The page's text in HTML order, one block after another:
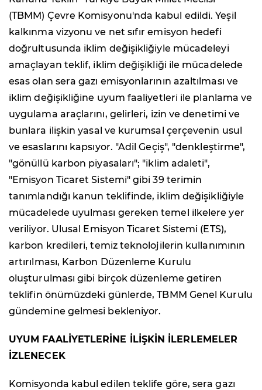
(TBMM) Çevre Komisyonu'nda kabul edildi. Yeşil
kalkınma vizyonu ve net sıfır emisyon hedefi
doğrultusunda iklim değişikliğiyle mücadeleyi
amaçlayan teklif, iklim değişikliği ile mücadelede
esas olan sera gazı emisyonlarının azaltılması ve
iklim değişikliğine uyum faaliyetleri ile planlama ve
uygulama araçlarını, gelirleri, izin ve denetimi ve
bunlara ilişkin yasal ve kurumsal çerçevenin usul
ve esaslarını kapsıyor. "Adil Geçiş", "denkleştirme",
"gönüllü karbon piyasaları"; "iklim adaleti",
"Emisyon Ticaret Sistemi" gibi 39 terimin
tanımlandığı kanun teklifinde, iklim değişikliğiyle
mücadelede uyulması gereken temel ilkelere yer
veriliyor. Ulusal Emisyon Ticaret Sistemi (ETS),
karbon kredileri, temiz teknolojilerin kullanımının
artırılması, Karbon Düzenleme Kurulu
oluşturulması gibi birçok düzenleme getiren
teklifin önümüzdeki günlerde, TBMM Genel Kurulu
gündemine gelmesi bekleniyor.
UYUM FAALİYETLERİNE İLİŞKİN İLERLEMELER
İZLENECEK
Komisyonda kabul edilen teklife göre, sera gazı